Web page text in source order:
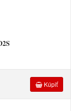
Kúpiť